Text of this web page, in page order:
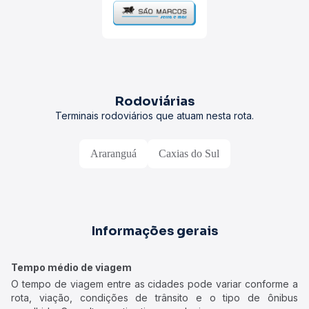
Rodoviárias
Terminais rodoviários que atuam nesta rota.
Araranguá Caxias do Sul
Informações gerais
Tempo médio de viagem
O tempo de viagem entre as cidades pode variar conforme a
rota, viação, condições de trânsito e o tipo de ônibus